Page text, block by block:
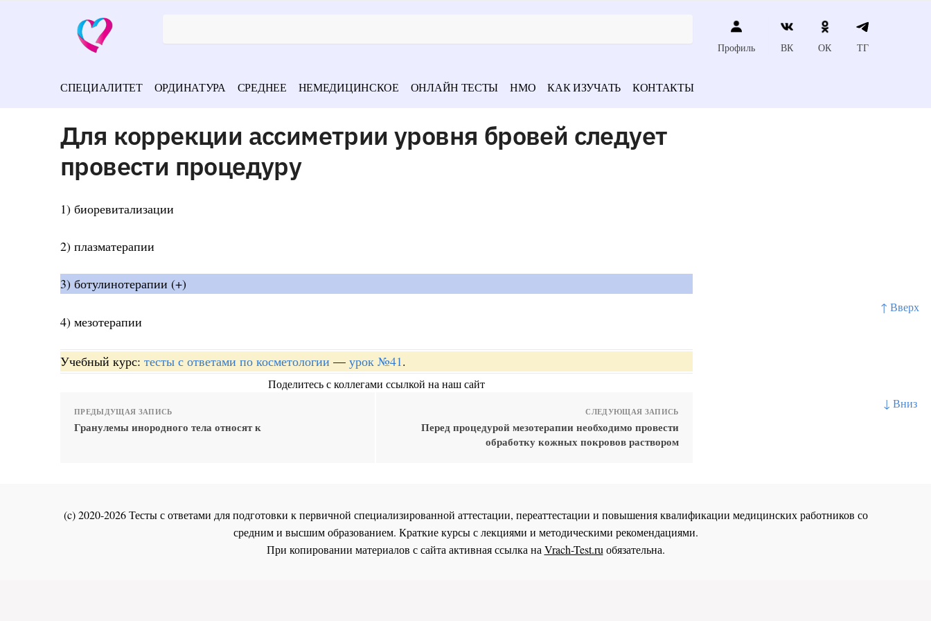
↑ Вверх
↓ Вниз
Профиль ВК ОК ТГ
СПЕЦИАЛИТЕТ ОРДИНАТУРА СРЕДНЕЕ НЕМЕДИЦИНСКОЕ ОНЛАЙН ТЕСТЫ НМО КАК ИЗУЧАТЬ КОНТАКТЫ
Для коррекции ассиметрии уровня бровей следует
провести процедуру
1) биоревитализации
2) плазматерапии
3) ботулинотерапии (+)
4) мезотерапии
Учебный курс: тесты с ответами по косметологии — урок №41.
Поделитесь с коллегами ссылкой на наш сайт
ПРЕДЫДУЩАЯ ЗАПИСЬ
Гранулемы инородного тела относят к
СЛЕДУЮЩАЯ ЗАПИСЬ
Перед процедурой мезотерапии необходимо провести
обработку кожных покровов раствором
(c) 2020-2026 Тесты с ответами для подготовки к первичной специализированной аттестации, переаттестации и повышения квалификации медицинских работников со
средним и высшим образованием. Краткие курсы с лекциями и методическими рекомендациями.
При копировании материалов с сайта активная ссылка наVrach-Test.ruобязательна.